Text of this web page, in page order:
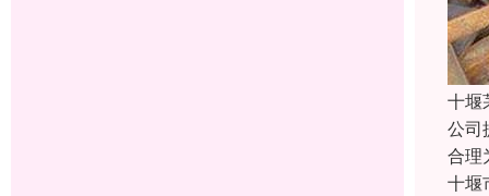
十堰
公司
合理
十堰